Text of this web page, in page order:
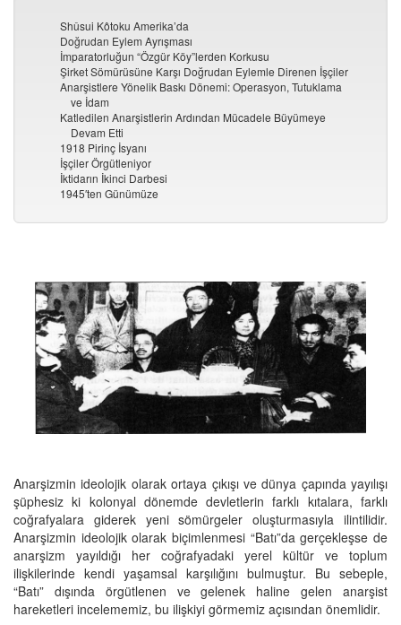
Shûsui Kôtoku Amerika’da
Doğrudan Eylem Ayrışması
İmparatorluğun “Özgür Köy”lerden Korkusu
Şirket Sömürüsüne Karşı Doğrudan Eylemle Direnen İşçiler
Anarşistlere Yönelik Baskı Dönemi: Operasyon, Tutuklama
ve İdam
Katledilen Anarşistlerin Ardından Mücadele Büyümeye
Devam Etti
1918 Pirinç İsyanı
İşçiler Örgütleniyor
İktidarın İkinci Darbesi
1945′ten Günümüze
Anarşizmin ideolojik olarak ortaya çıkışı ve dünya çapında yayılışı
şüphesiz ki kolonyal dönemde devletlerin farklı kıtalara, farklı
coğrafyalara giderek yeni sömürgeler oluşturmasıyla ilintilidir.
Anarşizmin ideolojik olarak biçimlenmesi “Batı”da gerçekleşse de
anarşizm yayıldığı her coğrafyadaki yerel kültür ve toplum
ilişkilerinde kendi yaşamsal karşılığını bulmuştur. Bu sebeple,
“Batı” dışında örgütlenen ve gelenek haline gelen anarşist
hareketleri incelememiz, bu ilişkiyi görmemiz açısından önemlidir.